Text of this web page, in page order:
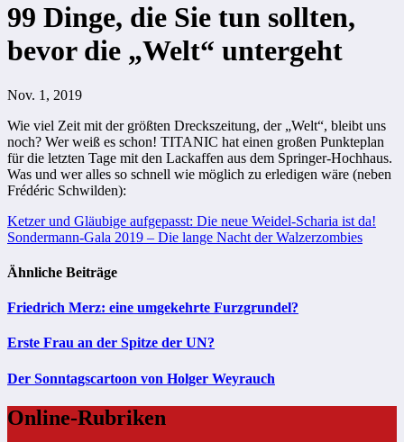
99 Dinge, die Sie tun sollten,
bevor die „Welt“ untergeht
Nov. 1, 2019
Wie viel Zeit mit der größten Dreckszeitung, der „Welt“, bleibt uns
noch? Wer weiß es schon! TITANIC hat einen großen Punkteplan
für die letzten Tage mit den Lackaffen aus dem Springer-Hochhaus.
Was und wer alles so schnell wie möglich zu erledigen wäre (neben
Frédéric Schwilden):
Beitragsnavigation
Ketzer und Gläubige aufgepasst: Die neue Weidel-Scharia ist da!
Sondermann-Gala 2019 – Die lange Nacht der Walzerzombies
Ähnliche Beiträge
Friedrich Merz: eine umgekehrte Furzgrundel?
Erste Frau an der Spitze der UN?
Der Sonntagscartoon von Holger Weyrauch
Online-Rubriken